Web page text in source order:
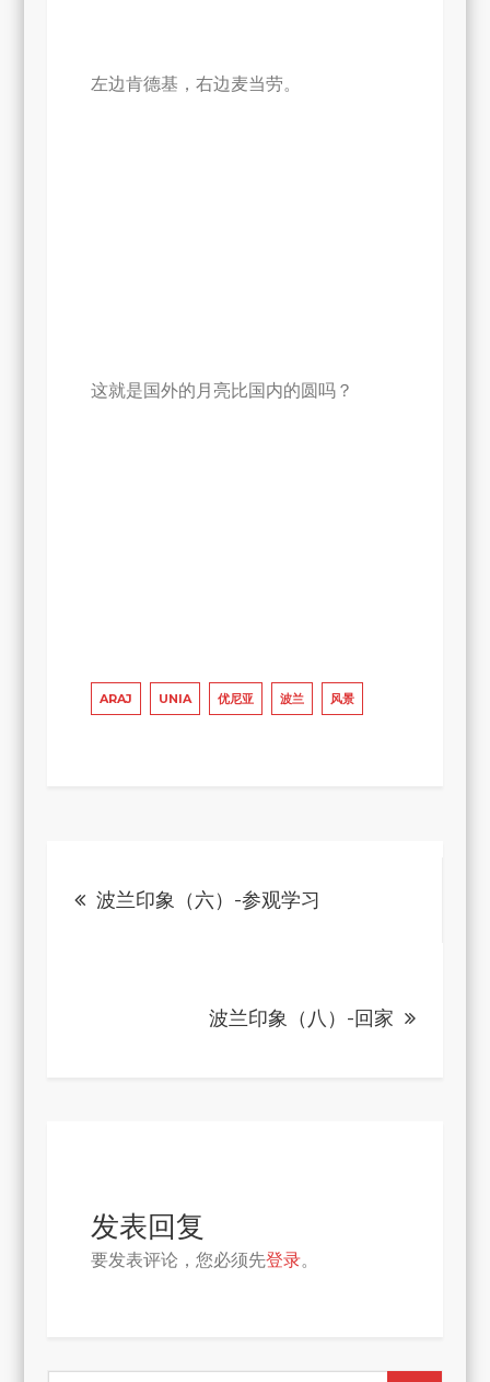
左边肯德基，右边麦当劳。
这就是国外的月亮比国内的圆吗？
ARAJ UNIA 优尼亚 波兰 风景
波兰印象（六）-参观学习
波兰印象（八）-回家
发表回复
要发表评论，您必须先登录。